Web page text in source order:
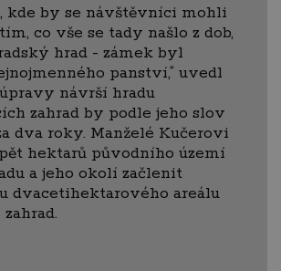
kde by se návštěvníci mohli
co vše se tady našlo z dob,
hrad - zámek byl
panství,“ uvedl
návrší hradu
zahrad by podle jeho slov
dva roky. Manželé Kučerovi
hektarů původního území
a jeho okolí začlenit
dvacetihektarového areálu